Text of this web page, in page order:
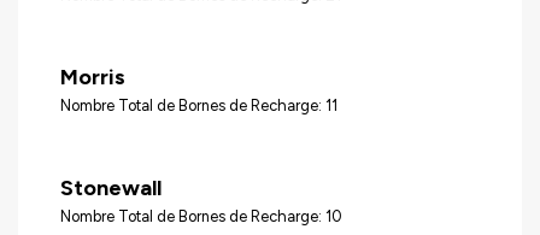
Morris
Nombre Total de Bornes de Recharge: 11
Stonewall
Nombre Total de Bornes de Recharge: 10